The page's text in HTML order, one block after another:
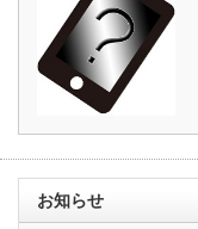
お知らせ